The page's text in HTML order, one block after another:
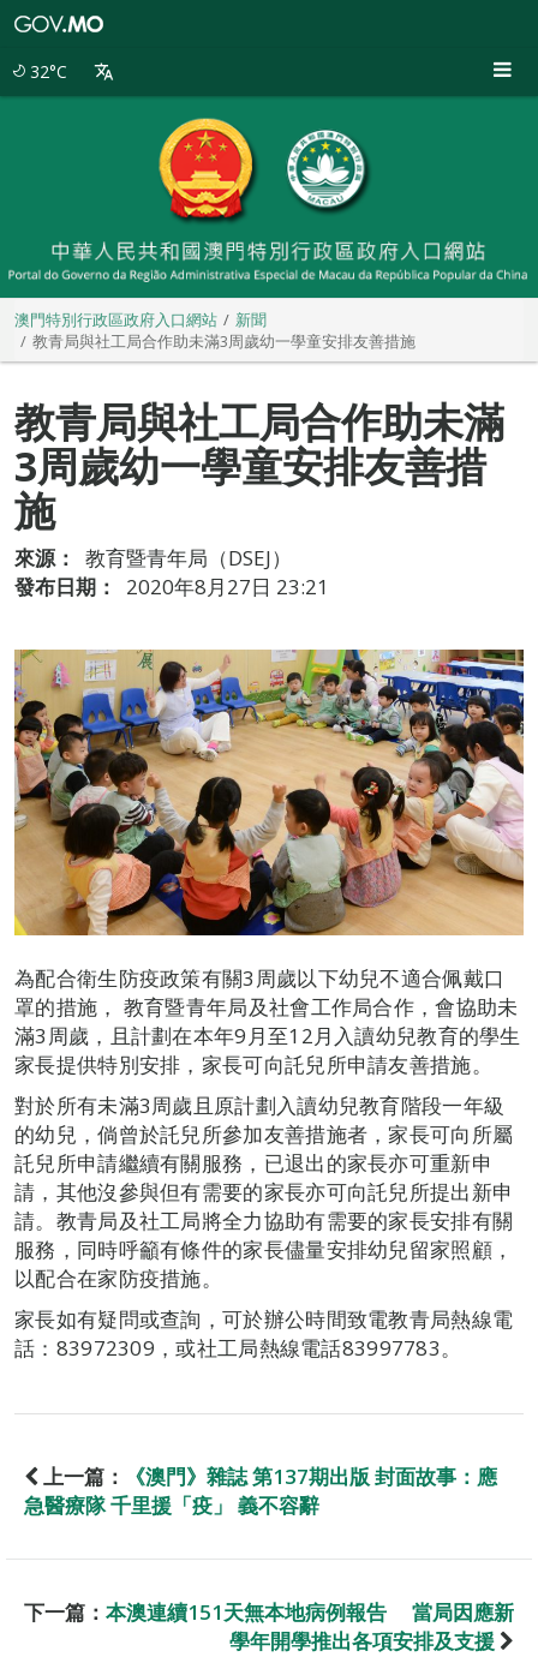
32°C
澳門特別行政區政府入口網站
新聞
教青局與社工局合作助未滿3周歲幼一學童安排友善措施
教青局與社工局合作助未滿
3周歲幼一學童安排友善措
施
來源：
教育暨青年局（DSEJ）
發布日期：
2020年8月27日 23:21
為配合衛生防疫政策有關3周歲以下幼兒不適合佩戴口
罩的措施， 教育暨青年局及社會工作局合作，會協助未
滿3周歲，且計劃在本年9月至12月入讀幼兒教育的學生
家長提供特別安排，家長可向託兒所申請友善措施。
對於所有未滿3周歲且原計劃入讀幼兒教育階段一年級
的幼兒，倘曾於託兒所參加友善措施者，家長可向所屬
託兒所申請繼續有關服務，已退出的家長亦可重新申
請，其他沒參與但有需要的家長亦可向託兒所提出新申
請。教青局及社工局將全力協助有需要的家長安排有關
服務，同時呼籲有條件的家長儘量安排幼兒留家照顧，
以配合在家防疫措施。
家長如有疑問或查詢，可於辦公時間致電教青局熱線電
話：83972309，或社工局熱線電話83997783。
上一篇：
《澳門》雜誌 第137期出版 封面故事：應
急醫療隊 千里援「疫」 義不容辭
下一篇： 本澳連續151天無本地病例報告 當局因應新
學年開學推出各項安排及支援